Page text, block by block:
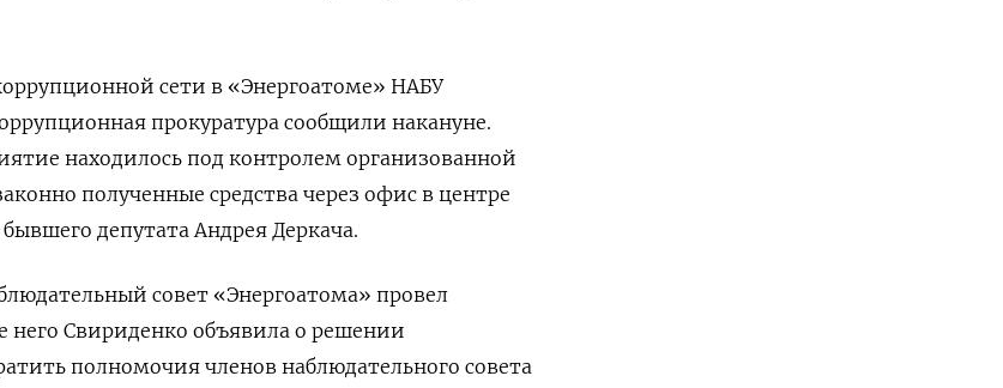
сети в «Энергоатоме» НАБУ
прокуратура сообщили накануне.
находилось под контролем организованной
полученные средства через офис в центре
депутата Андрея Деркача.
совет «Энергоатома» провел
него Свириденко объявила о решении
полномочия членов наблюдательного совета